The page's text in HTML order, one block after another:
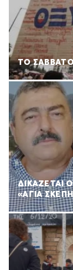
ΤΟ ΣΑΒΒΑΤΟ
ΔΙΚΑΖΕΤΑΙ
«ΑΓΙΑ